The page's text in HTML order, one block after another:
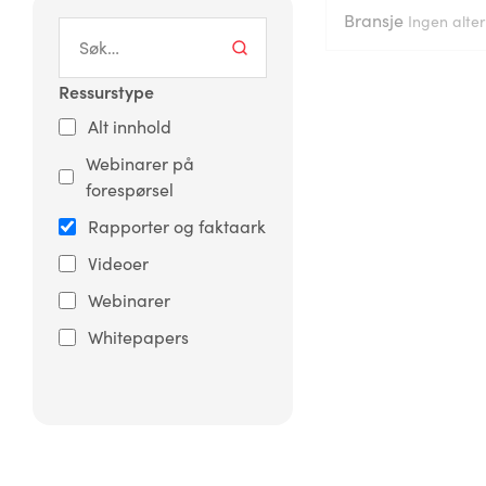
Ressurstype
Alt innhold
Webinarer på
forespørsel
Rapporter og faktaark
Videoer
Webinarer
Whitepapers
Bransje Ingen